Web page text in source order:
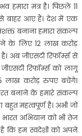
हमारा मंत्र है। पिछले 11
से बाहर आए हैं। देश में एक
बनाना हमारा संकल्प
के लिए 12 लाख करोड़
जीएसटी रिफॉर्म्स से
रिफॉर्म्स को लागू
लाख करोड़ रुपए बचेंगे।
बनाने के हमारे संकल्प
महत्वपूर्ण है। अभी जो
अभियान को भी तेज
कि हम स्वदेशी को अपने